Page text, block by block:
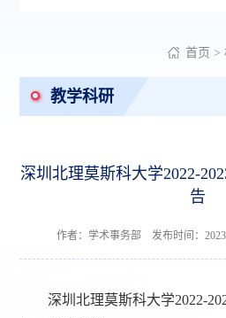
首页 >
教学科研
深圳北理莫斯科大学2022-
告
作者：学术事务部 发布时间：
深圳北理莫斯科大学2022-